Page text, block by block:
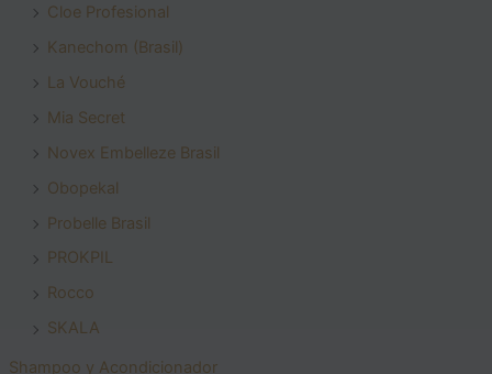
Cloe Profesional
Kanechom (Brasil)
La Vouché
Mia Secret
Novex Embelleze Brasil
Obopekal
Probelle Brasil
PROKPIL
Rocco
SKALA
Shampoo y Acondicionador